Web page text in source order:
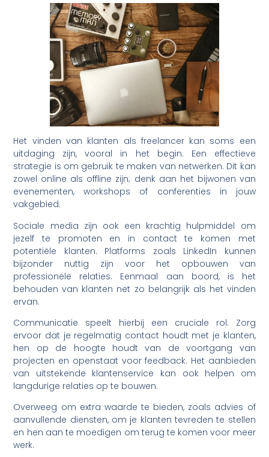
Het vinden van klanten als freelancer kan soms een
uitdaging zijn, vooral in het begin. Een effectieve
strategie is om gebruik te maken van netwerken. Dit kan
zowel online als offline zijn; denk aan het bijwonen van
evenementen, workshops of conferenties in jouw
vakgebied.
Sociale media zijn ook een krachtig hulpmiddel om
jezelf te promoten en in contact te komen met
potentiële klanten. Platforms zoals LinkedIn kunnen
bijzonder nuttig zijn voor het opbouwen van
professionele relaties. Eenmaal aan boord, is het
behouden van klanten net zo belangrijk als het vinden
ervan.
Communicatie speelt hierbij een cruciale rol. Zorg
ervoor dat je regelmatig contact houdt met je klanten,
hen op de hoogte houdt van de voortgang van
projecten en openstaat voor feedback. Het aanbieden
van uitstekende klantenservice kan ook helpen om
langdurige relaties op te bouwen.
Overweeg om extra waarde te bieden, zoals advies of
aanvullende diensten, om je klanten tevreden te stellen
en hen aan te moedigen om terug te komen voor meer
werk.